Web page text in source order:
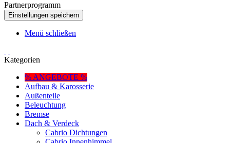
Partnerprogramm
Menü schließen
Kategorien
% ANGEBOTE %
Aufbau & Karosserie
Außenteile
Beleuchtung
Bremse
Dach & Verdeck
Cabrio Dichtungen